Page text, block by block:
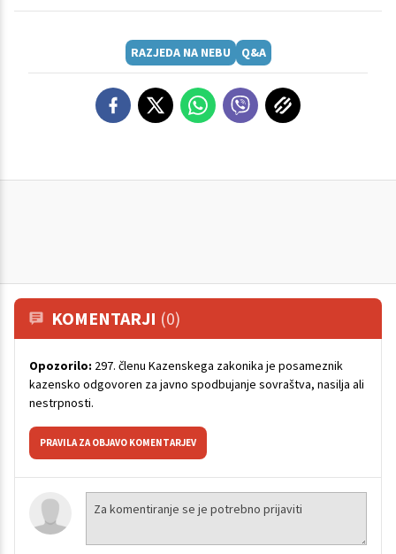
RAZJEDA NA NEBU Q&A
KOMENTARJI (0)
Opozorilo: 297. členu Kazenskega zakonika je posameznik
kazensko odgovoren za javno spodbujanje sovraštva, nasilja ali
nestrpnosti.
PRAVILA ZA OBJAVO KOMENTARJEV